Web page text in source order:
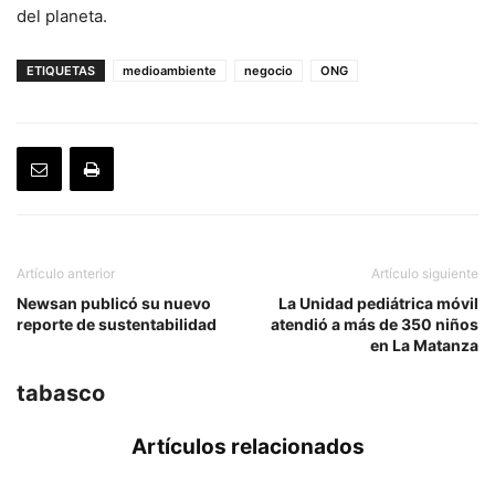
del planeta.
ETIQUETAS medioambiente negocio ONG
Artículo anterior
Newsan publicó su nuevo
reporte de sustentabilidad
Artículo siguiente
La Unidad pediátrica móvil
atendió a más de 350 niños
en La Matanza
tabasco
Artículos relacionados